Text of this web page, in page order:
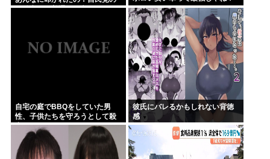
政治家だし普通に保守じゃん
自宅の庭でBBQをしていた男
性、子供たちを守ろうとして殺
害されてしまう
彼氏にバレるかもしれない背徳
感